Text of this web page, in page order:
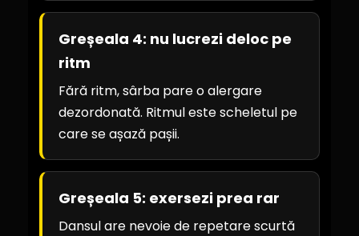
Greșeala 4: nu lucrezi deloc pe
ritm
Fără ritm, sârba pare o alergare
dezordonată. Ritmul este scheletul pe
care se așază pașii.
Greșeala 5: exersezi prea rar
Dansul are nevoie de repetare scurtă